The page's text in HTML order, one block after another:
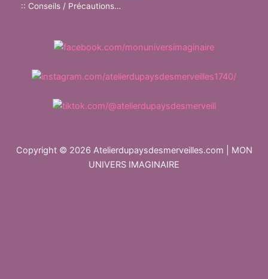
:: Conseils / Précautions…
Copyright © 2026 Atelierdupaysdesmerveilles.com | MON
UNIVERS IMAGINAIRE